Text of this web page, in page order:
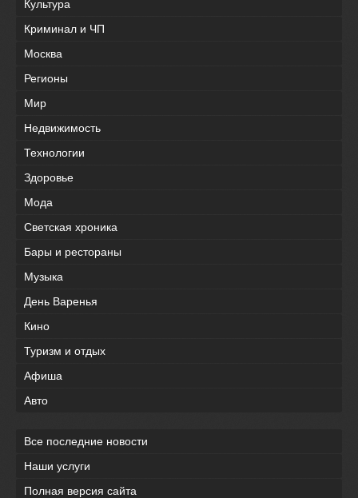
Культура
Криминал и ЧП
Москва
Регионы
Мир
Недвижимость
Технологии
Здоровье
Мода
Светская хроника
Бары и рестораны
Музыка
День Варенья
Кино
Туризм и отдых
Афиша
Авто
Все последние новости
Наши услуги
Полная версия сайта